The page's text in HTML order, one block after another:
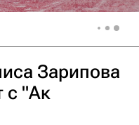
Зарипова
с "Ак